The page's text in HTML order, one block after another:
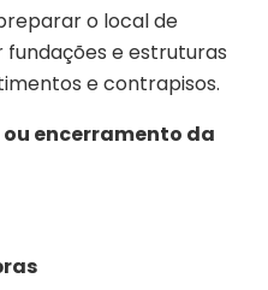
o local de
e estruturas
e contrapisos.
encerramento da